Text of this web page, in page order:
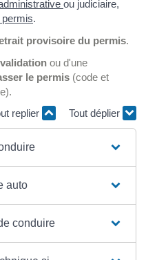
ou judiciaire,
permis.
provisoire du permis.
ou d'une
le permis (code et
replier
Tout déplier
auto
conduire